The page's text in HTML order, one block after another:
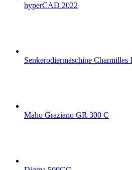
hyperCAD 2022
Senkerodiermaschine Charmilles
Maho Graziano GR 300 C